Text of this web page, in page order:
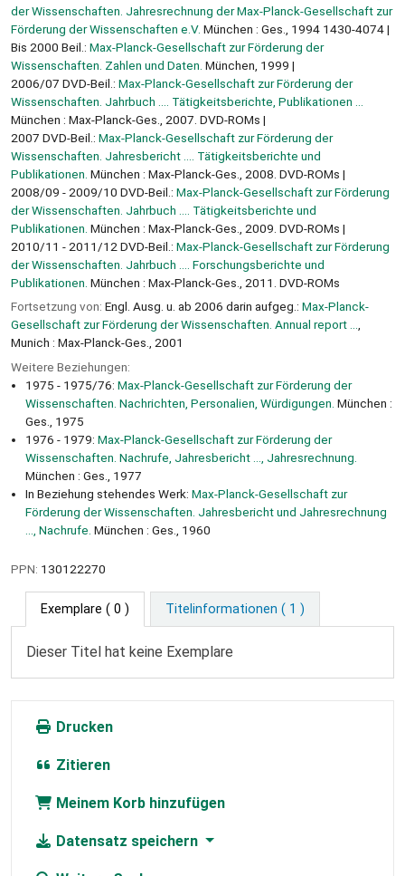
der Wissenschaften. Jahresrechnung der Max-Planck-Gesellschaft zur
Förderung der Wissenschaften e.V. München : Ges., 1994 1430-4074
Bis 2000 Beil.: Max-Planck-Gesellschaft zur Förderung der
Wissenschaften. Zahlen und Daten. München, 1999
2006/07 DVD-Beil.: Max-Planck-Gesellschaft zur Förderung der
Wissenschaften. Jahrbuch .... Tätigkeitsberichte, Publikationen ...
München : Max-Planck-Ges., 2007. DVD-ROMs
2007 DVD-Beil.: Max-Planck-Gesellschaft zur Förderung der
Wissenschaften. Jahresbericht .... Tätigkeitsberichte und
Publikationen. München : Max-Planck-Ges., 2008. DVD-ROMs
2008/09 - 2009/10 DVD-Beil.: Max-Planck-Gesellschaft zur Förderung
der Wissenschaften. Jahrbuch .... Tätigkeitsberichte und
Publikationen. München : Max-Planck-Ges., 2009. DVD-ROMs
2010/11 - 2011/12 DVD-Beil.: Max-Planck-Gesellschaft zur Förderung
der Wissenschaften. Jahrbuch .... Forschungsberichte und
Publikationen. München : Max-Planck-Ges., 2011. DVD-ROMs
Fortsetzung von: Engl. Ausg. u. ab 2006 darin aufgeg.: Max-Planck-
Gesellschaft zur Förderung der Wissenschaften. Annual report ...,
Munich : Max-Planck-Ges., 2001
Weitere Beziehungen:
1975 - 1975/76: Max-Planck-Gesellschaft zur Förderung der
Wissenschaften. Nachrichten, Personalien, Würdigungen. München :
Ges., 1975
1976 - 1979: Max-Planck-Gesellschaft zur Förderung der
Wissenschaften. Nachrufe, Jahresbericht ..., Jahresrechnung.
München : Ges., 1977
In Beziehung stehendes Werk: Max-Planck-Gesellschaft zur
Förderung der Wissenschaften. Jahresbericht und Jahresrechnung
..., Nachrufe. München : Ges., 1960
PPN: 130122270
Exemplare ( 0 ) Titelinformationen ( 1 )
Dieser Titel hat keine Exemplare
Drucken
Zitieren
Meinem Korb hinzufügen
Datensatz speichern